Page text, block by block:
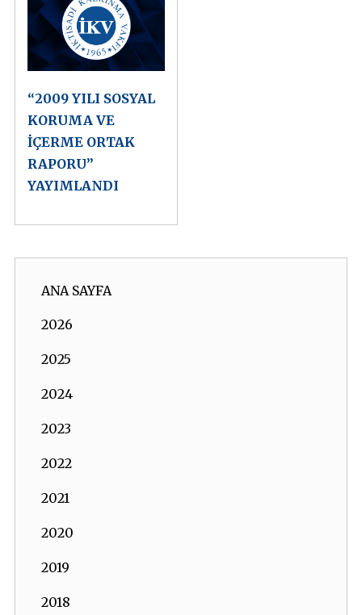
“2009 YILI SOSYAL
KORUMA VE
İÇERME ORTAK
RAPORU”
YAYIMLANDI
ANA SAYFA
2026
2025
2024
2023
2022
2021
2020
2019
2018